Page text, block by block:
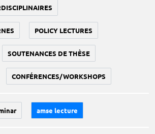
POLICY LECTURES
SOUTENANCES DE THÈSE
CONFÉRENCES/WORKSHOPS
amse lecture